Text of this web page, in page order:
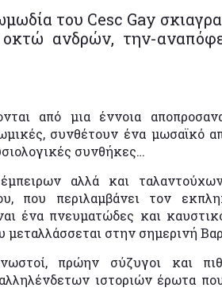
του Cesc Gay
οκτώ ανδρών, την-
από μια έννοια
συνθέτουν ένα μωσαϊκό
συνθήκες…
αλλά και
που περιλαμβάνει τον
ένα πνευματώδες και
στην σημερινή
πρώην σύζυγοι και
ιστοριών έρωτα